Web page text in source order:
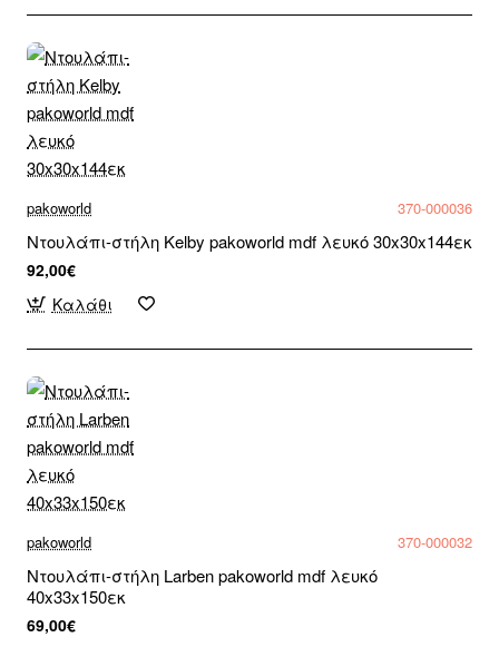
pakoworld 370-000036
Ντουλάπι-στήλη Kelby pakoworld mdf λευκό 30x30x144εκ
92,00€
Καλάθι
pakoworld 370-000032
Ντουλάπι-στήλη Larben pakoworld mdf λευκό
40x33x150εκ
69,00€